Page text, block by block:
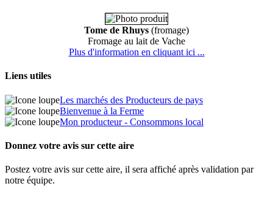
Tome de Rhuys (fromage)
Fromage au lait de Vache
Plus d'information en cliquant ici ...
Liens utiles
Les marchés des Producteurs de pays
Bienvenue à la Ferme
Mon producteur - Consommons local
Donnez votre avis sur cette aire
Postez votre avis sur cette aire, il sera affiché après validation par
notre équipe.